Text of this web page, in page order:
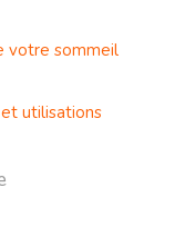
votre sommeil
utilisations